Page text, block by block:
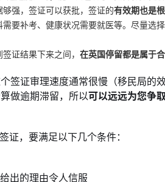
强，签证可以获批，签证的有效期也是
要补考、健康状况需要就医等。尽量选
证结果下来之间， 在英国停留都是属于
签证审理速度通常很慢（移民局的
做逾期滞留，所以可以远远为您争
证，要满足以下几个条件：
出的理由令人信服